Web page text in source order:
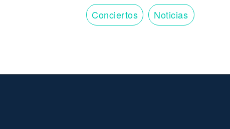
Conciertos Noticias